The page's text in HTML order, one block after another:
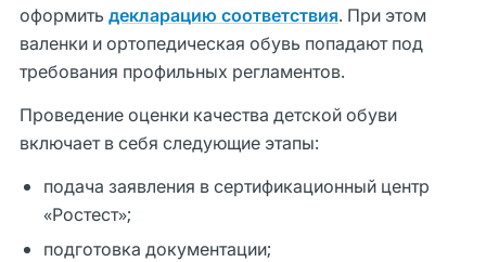
оформить декларацию соответствия. При этом
валенки и ортопедическая обувь попадают под
требования профильных регламентов.
Проведение оценки качества детской обуви
включает в себя следующие этапы:
подача заявления в сертификационный центр
«Ростест»;
подготовка документации;